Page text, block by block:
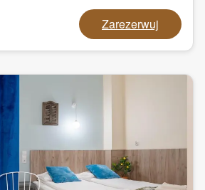
Zarezerwuj